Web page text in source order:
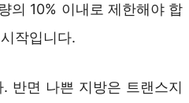
의 10% 이내로 제한해야 합
작입니다.
반면 나쁜 지방은 트랜스지